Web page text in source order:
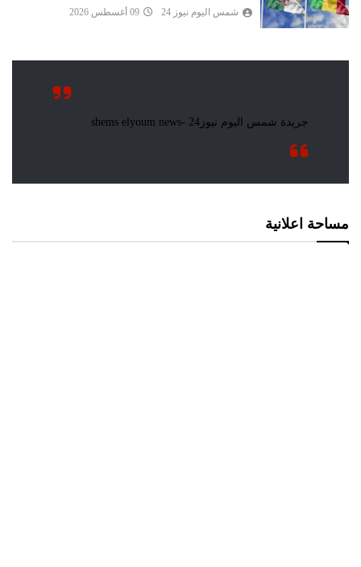
شمس اليوم نيوز 24 09 أغسطس 2026
مساحة اعلانية